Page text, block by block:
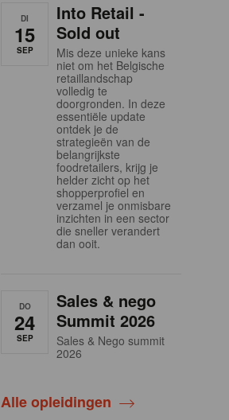
DI
15
SEP
Into Retail -
Sold out
Mis deze unieke kans
niet om het Belgische
retaillandschap
volledig te
doorgronden. In deze
essentiële update
ontdek je de
strategieën van de
belangrijkste
foodretailers, krijg je
helder zicht op het
shopperprofiel en
verzamel je onmisbare
inzichten in een sector
die sneller verandert
dan ooit.
DO
24
SEP
Sales & nego
Summit 2026
Sales & Nego summit
2026
Alle opleidingen